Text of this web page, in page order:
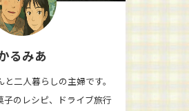
るみあ
二人暮らしの主婦です。
子のレシピ、ドライブ旅行